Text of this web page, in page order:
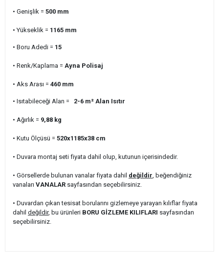
• Genişlik = 500 mm
• Yükseklik = 1165 mm
• Boru Adedi = 15
• Renk/Kaplama = Ayna Polisaj
• Aks Arası = 460 mm
• Isıtabileceği Alan = 2-6 m² Alan Isıtır
• Ağırlık = 9,88 kg
• Kutu Ölçüsü = 520x1185x38 cm
• Duvara montaj seti fiyata dahil olup, kutunun içerisindedir.
• Görsellerde bulunan vanalar fiyata dahil değildir, beğendiğiniz
vanaları VANALAR sayfasından seçebilirsiniz.
• Duvardan çıkan tesisat borularını gizlemeye yarayan kılıflar fiyata
dahil değildir, bu ürünleri BORU GİZLEME KILIFLARI sayfasından
seçebilirsiniz.